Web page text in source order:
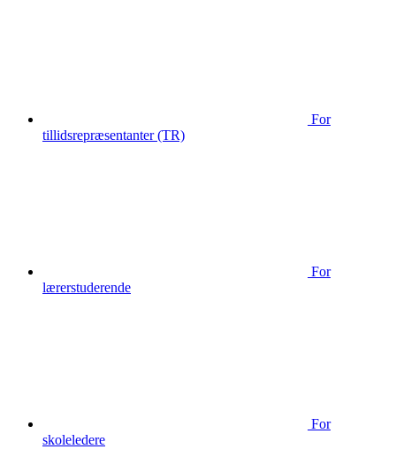
For
tillidsrepræsentanter (TR)
For
lærerstuderende
For
skoleledere